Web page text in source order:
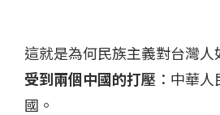
這就是為何民族主義對台灣人
受到兩個中國的打壓 ：中華
國。